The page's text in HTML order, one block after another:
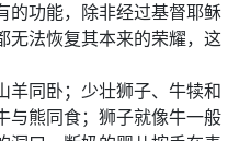
的功能，除非经过基督耶稣
无法恢复其本来的荣耀，这
羊同卧；少壮狮子、牛犊和
与熊同食；狮子就像牛一般